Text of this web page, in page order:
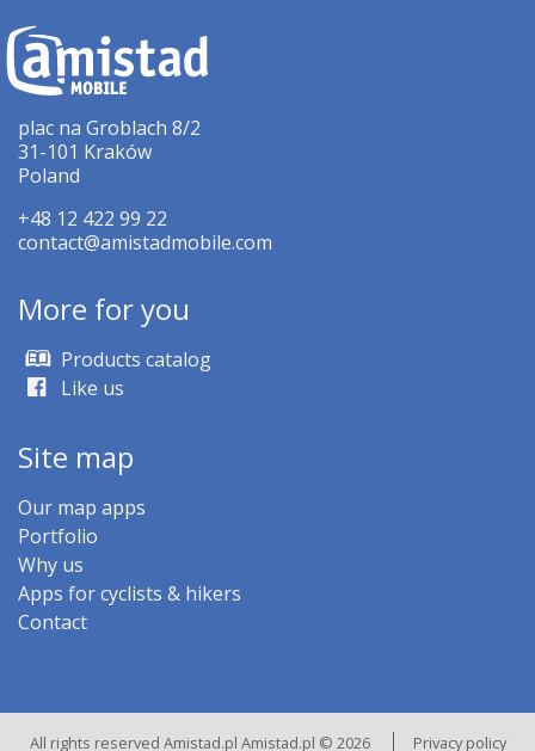
plac na Groblach 8/2
31-101 Kraków
Poland
+48 12 422 99 22
contact@amistadmobile.com
More for you
Products catalog
Like us
Site map
Our map apps
Portfolio
Why us
Apps for cyclists & hikers
Contact
All rights reserved Amistad.pl Amistad.pl © 2026 Privacy policy